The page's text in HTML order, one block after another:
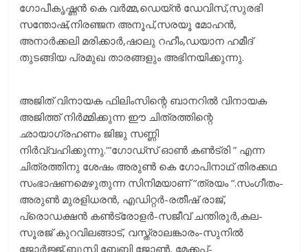
ഗോപീകൃഷ്ണൻ കെ വർമ്മ,ഡെയ്ൻ ഡേവിസ്,സുരഭി
സന്തോഷ്,നിരഞ്ജന അനൂപ്,സരയൂ മോഹൻ,
അനാർക്കലി മരിക്കാർ,ഷാലു റഹീം,ഡയാന ഹമീദ്
തുടങ്ങിയ പ്രമുഖ താരങ്ങളും അഭിനയിക്കുന്നു.
അജിത് വിനായക ഫിലിംസിന്റെ ബാനറിൽ വിനായക
അജിത്ത് നിർമ്മിക്കുന്ന ഈ ചിത്രത്തിന്റെ
ഛായാഗ്രഹണം ജിജു സണ്ണി
നിർവ്വഹിക്കുന്നു.'”ഗോഡ്സ് ഓൺ കൺട്രി ” എന്ന
ചിത്രത്തിനു ശേഷം അരുൺ കെ ഗോപിനാഥ് തിരക്കഥ
സംഭാഷണമെഴുതുന്ന സിനിമയാണ് “ത്രയം “.സംഗീതം-
അരുൺ മുരളിധരൻ, എഡിറ്റർ-രതീഷ് രാജ്,
പ്രൊഡക്ഷൻ കൺട്രോളർ-സജീവ് ചന്തിരുർ,കല-
സൂരജ് കുറവിലങ്ങാട്, വസ്ത്രാലങ്കാരം-സുനിൽ
ജോർജ്ജ്,ബുസി ബേബി ജോൺ, മേക്കപ്പ്-